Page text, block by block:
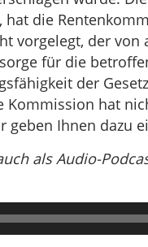
hat die
vorgelegt, der
für die
der
Kommission hat
geben Ihnen dazu
als Audio-